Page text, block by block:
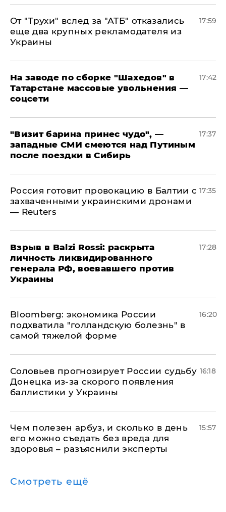
От "Трухи" вслед за "АТБ" отказались
еще два крупных рекламодателя из
Украины
17:59
На заводе по сборке "Шахедов" в
Татарстане массовые увольнения —
соцсети
17:42
"Визит барина принес чудо", —
западные СМИ смеются над Путиным
после поездки в Сибирь
17:37
​Россия готовит провокацию в Балтии с
захваченными украинскими дронами
— Reuters
17:35
​Взрыв в Balzi Rossi: раскрыта
личность ликвидированного
генерала РФ, воевавшего против
Украины
17:28
Bloomberg: экономика России
подхватила "голландскую болезнь" в
самой тяжелой форме
16:20
Соловьев прогнозирует России судьбу
Донецка из-за скорого появления
баллистики у Украины
16:18
Чем полезен арбуз, и сколько в день
его можно съедать без вреда для
здоровья – разъяснили эксперты
15:57
Смотреть ещё